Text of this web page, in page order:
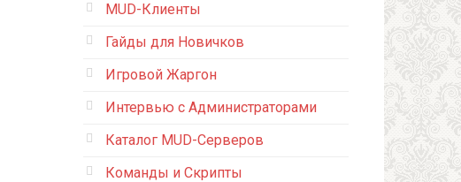
MUD-Клиенты
Гайды для Новичков
Игровой Жаргон
Интервью с Администраторами
Каталог MUD-Серверов
Команды и Скрипты